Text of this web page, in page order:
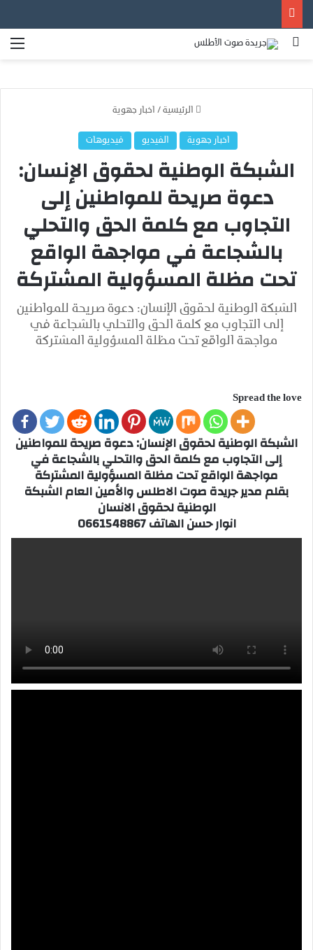
بحث عن
الرئيسية / اخبار جهوية
اخبار جهوية الفيديو فيديوهات
الشبكة الوطنية لحقوق الإنسان:
دعوة صريحة للمواطنين إلى
التجاوب مع كلمة الحق والتحلي
بالشجاعة في مواجهة الواقع
تحت مظلة المسؤولية المشتركة
الشبكة الوطنية لحقوق الإنسان: دعوة صريحة للمواطنين
إلى التجاوب مع كلمة الحق والتحلي بالشجاعة في
مواجهة الواقع تحت مظلة المسؤولية المشتركة
Spread the love
الشبكة الوطنية لحقوق الإنسان: دعوة صريحة للمواطنين
إلى التجاوب مع كلمة الحق والتحلي بالشجاعة في
مواجهة الواقع تحت مظلة المسؤولية المشتركة
بقلم مدير جريدة صوت الاطلس والأمين العام الشبكة
الوطنية لحقوق الانسان
انوار حسن الهاتف 0661548867